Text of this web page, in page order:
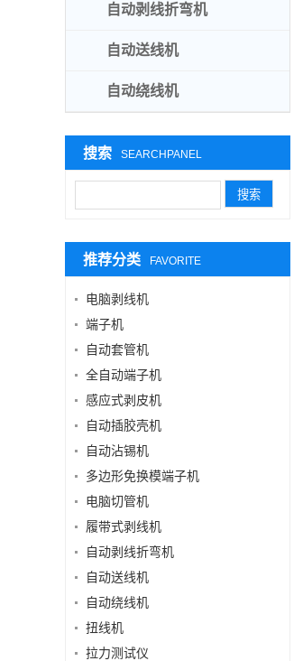
自动剥线折弯机
自动送线机
自动绕线机
搜索 SEARCHPANEL
推荐分类 FAVORITE
电脑剥线机
端子机
自动套管机
全自动端子机
感应式剥皮机
自动插胶壳机
自动沾锡机
多边形免换模端子机
电脑切管机
履带式剥线机
自动剥线折弯机
自动送线机
自动绕线机
扭线机
拉力测试仪